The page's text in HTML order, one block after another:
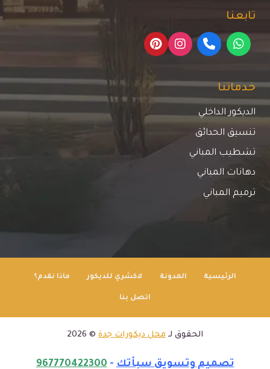
تابعنا
خدماتنا
الديكور الداخلي
تنسيق الحدائق
تشطيب المباني
دهانات المباني
ترميم المباني
الرئيسية المدونة لاكشري للديكور ماذا نقدم؟
اتصل بنا
الحقوق لـ محل ديكورات جدة © 2026
تصميم وتسويق سبأتك-
967770422300